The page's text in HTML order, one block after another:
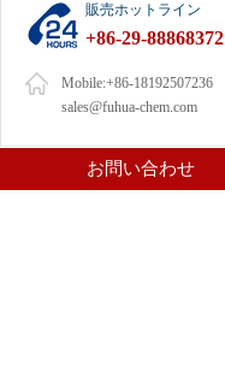
販売ホットライン
+86-29-88868372
Mobile:+86-18192507236
sales@fuhua-chem.com
お問い合わせ